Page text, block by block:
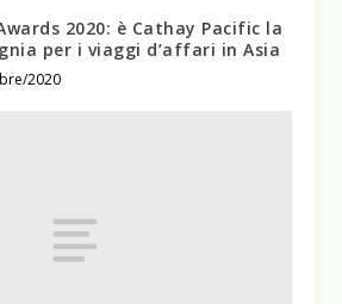
2020: è Cathay Pacific la
per i viaggi d’affari in Asia
2020